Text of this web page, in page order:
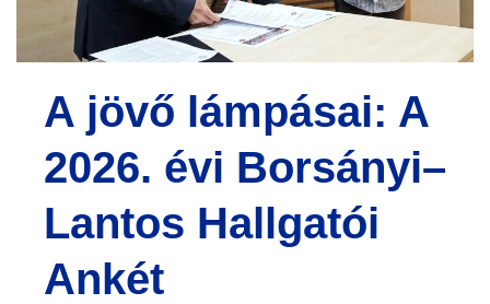
A jövő lámpásai: A
2026. évi Borsányi–
Lantos Hallgatói
Ankét